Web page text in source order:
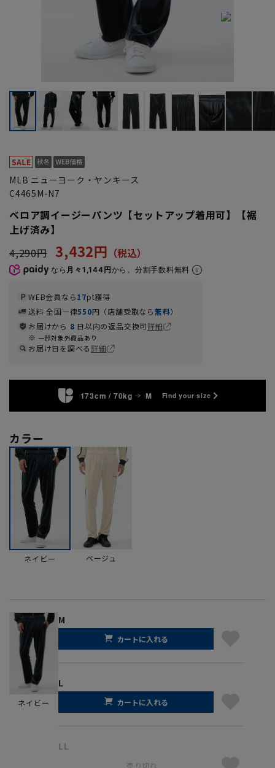
MLB ニューヨーク・ヤンキース
C4465M-N7
ベロア調イージーパンツ【セットアップ着用可】【裾
上げ済み】
4,290円 3,432円
なら 月々1,144円から。分割手数料無料
WEB会員なら17pt獲得
送料 全国一律550円（店舗受取なら無料）
お届けから 8 日以内の返品交換可詳細
一部対象外商品あり
お届け日を調べる詳細
173cm / 70kg M Find your size
カラー
ネイビー ベージュ
ネイビー
M
カートに入れる
L
カートに入れる
LL
売り切れ